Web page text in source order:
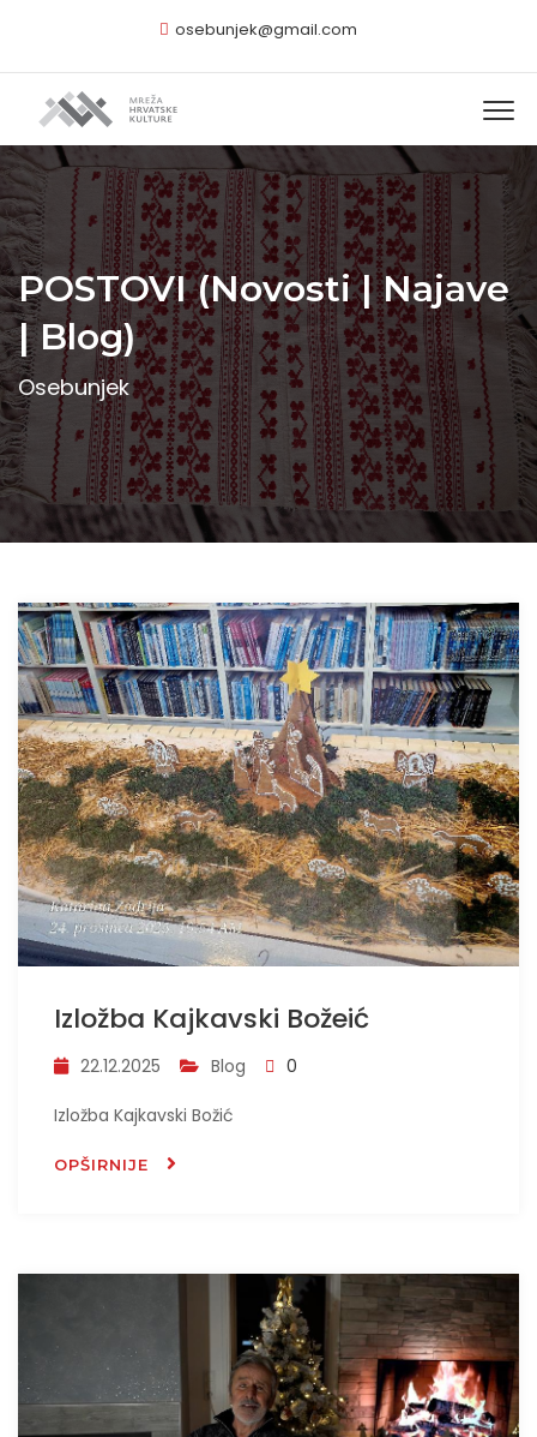
osebunjek@gmail.com
POSTOVI (Novosti | Najave
| Blog)
Osebunjek
Izložba Kajkavski Božeić
22.12.2025 Blog 0
Izložba Kajkavski Božić
OPŠIRNIJE